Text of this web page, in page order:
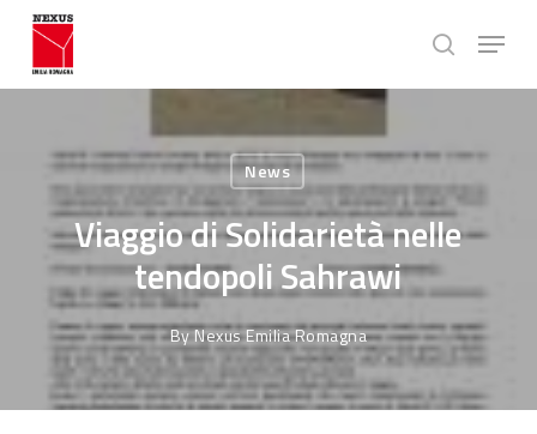
Skip
main
search
Menu
News
Viaggio di Solidarietà nelle
tendopoli Sahrawi
ByNexus Emilia Romagna